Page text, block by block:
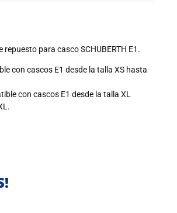
repuesto para casco SCHUBERTH E1.
con cascos E1 desde la talla XS hasta
con cascos E1 desde la talla XL